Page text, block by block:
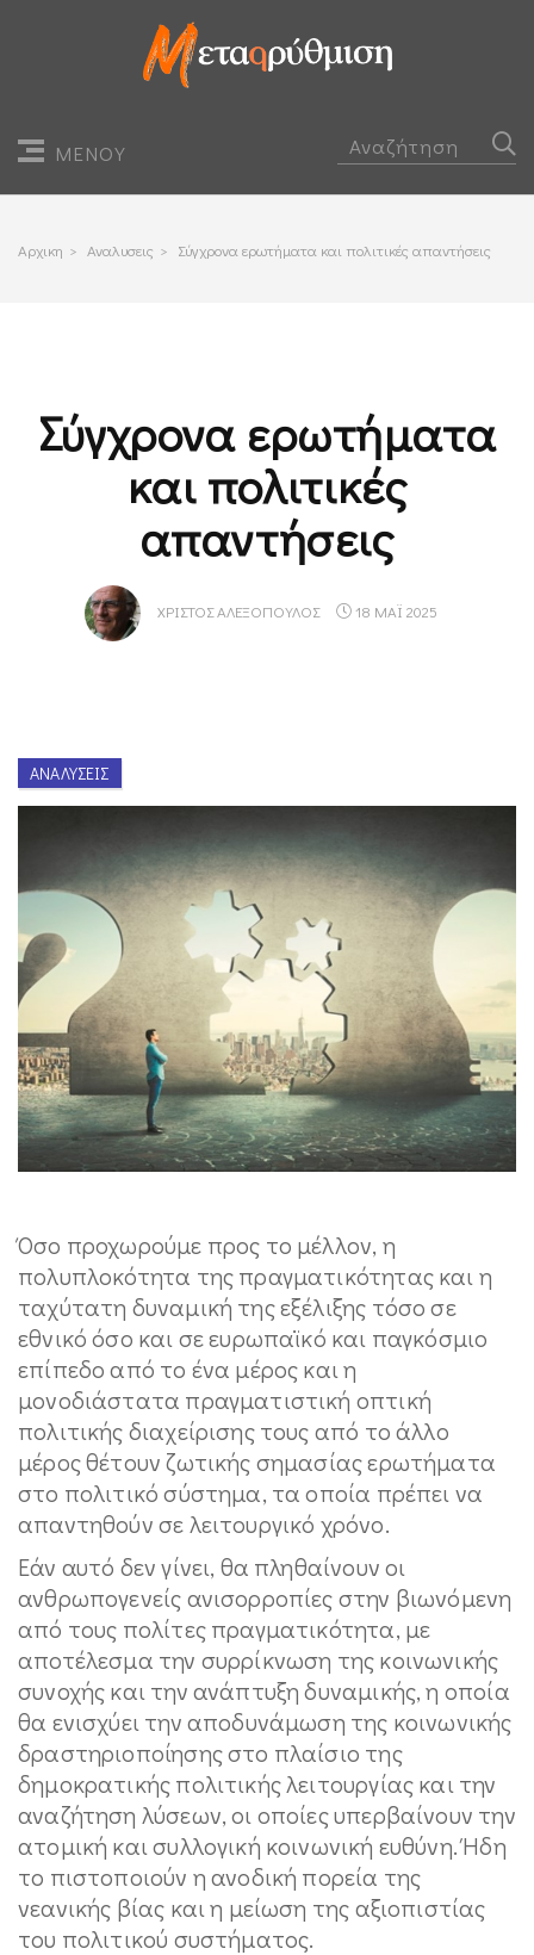
ΜΕΝΟΥ
Αρχικη > Αναλυσεις > Σύγχρονα ερωτήματα και πολιτικές απαντήσεις
Σύγχρονα ερωτήματα
και πολιτικές
απαντήσεις
ΧΡΊΣΤΟΣ ΑΛΕΞΌΠΟΥΛΟΣ 18 ΜΑΪ 2025
ΑΝΑΛΎΣΕΙΣ
Όσο προχωρούμε προς το μέλλον, η
πολυπλοκότητα της πραγματικότητας και η
ταχύτατη δυναμική της εξέλιξης τόσο σε
εθνικό όσο και σε ευρωπαϊκό και παγκόσμιο
επίπεδο από το ένα μέρος και η
μονοδιάστατα πραγματιστική οπτική
πολιτικής διαχείρισης τους από το άλλο
μέρος θέτουν ζωτικής σημασίας ερωτήματα
στο πολιτικό σύστημα, τα οποία πρέπει να
απαντηθούν σε λειτουργικό χρόνο.
Εάν αυτό δεν γίνει, θα πληθαίνουν οι
ανθρωπογενείς ανισορροπίες στην βιωνόμενη
από τους πολίτες πραγματικότητα, με
αποτέλεσμα την συρρίκνωση της κοινωνικής
συνοχής και την ανάπτυξη δυναμικής, η οποία
θα ενισχύει την αποδυνάμωση της κοινωνικής
δραστηριοποίησης στο πλαίσιο της
δημοκρατικής πολιτικής λειτουργίας και την
αναζήτηση λύσεων, οι οποίες υπερβαίνουν την
ατομική και συλλογική κοινωνική ευθύνη. Ήδη
το πιστοποιούν η ανοδική πορεία της
νεανικής βίας και η μείωση της αξιοπιστίας
του πολιτικού συστήματος.